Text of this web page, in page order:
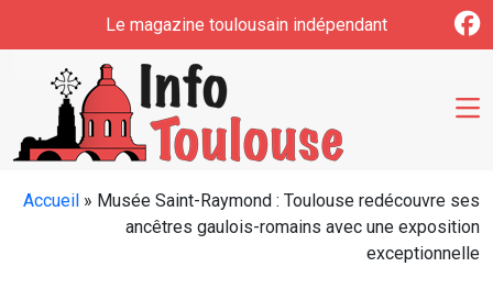
Le magazine toulousain indépendant
Accueil » Musée Saint-Raymond : Toulouse redécouvre ses
ancêtres gaulois-romains avec une exposition
exceptionnelle